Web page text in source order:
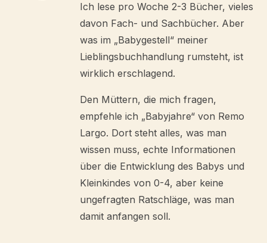
Ich lese pro Woche 2-3 Bücher, vieles
davon Fach- und Sachbücher. Aber
was im „Babygestell“ meiner
Lieblingsbuchhandlung rumsteht, ist
wirklich erschlagend.
Den Müttern, die mich fragen,
empfehle ich „Babyjahre“ von Remo
Largo. Dort steht alles, was man
wissen muss, echte Informationen
über die Entwicklung des Babys und
Kleinkindes von 0-4, aber keine
ungefragten Ratschläge, was man
damit anfangen soll.